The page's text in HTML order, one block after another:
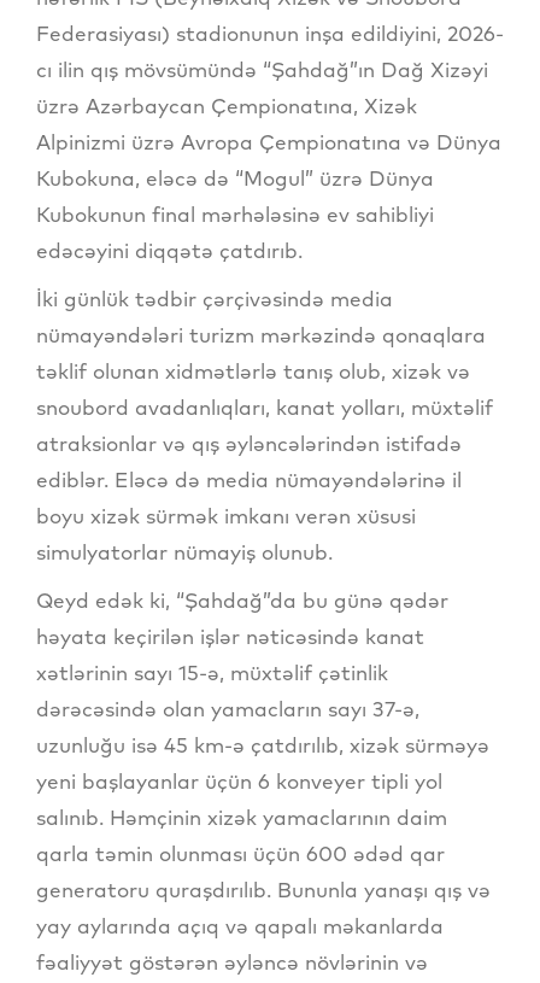
Federasiyası) stadionunun inşa edildiyini, 2026-
cı ilin qış mövsümündə “Şahdağ”ın Dağ Xizəyi
üzrə Azərbaycan Çempionatına, Xizək
Alpinizmi üzrə Avropa Çempionatına və Dünya
Kubokuna, eləcə də “Mogul” üzrə Dünya
Kubokunun final mərhələsinə ev sahibliyi
edəcəyini diqqətə çatdırıb.
İki günlük tədbir çərçivəsində media
nümayəndələri turizm mərkəzində qonaqlara
təklif olunan xidmətlərlə tanış olub, xizək və
snoubord avadanlıqları, kanat yolları, müxtəlif
atraksionlar və qış əyləncələrindən istifadə
ediblər. Eləcə də media nümayəndələrinə il
boyu xizək sürmək imkanı verən xüsusi
simulyatorlar nümayiş olunub.
Qeyd edək ki, “Şahdağ”da bu günə qədər
həyata keçirilən işlər nəticəsində kanat
xətlərinin sayı 15-ə, müxtəlif çətinlik
dərəcəsində olan yamacların sayı 37-ə,
uzunluğu isə 45 km-ə çatdırılıb, xizək sürməyə
yeni başlayanlar üçün 6 konveyer tipli yol
salınıb. Həmçinin xizək yamaclarının daim
qarla təmin olunması üçün 600 ədəd qar
generatoru quraşdırılıb. Bununla yanaşı qış və
yay aylarında açıq və qapalı məkanlarda
fəaliyyət göstərən əyləncə növlərinin və